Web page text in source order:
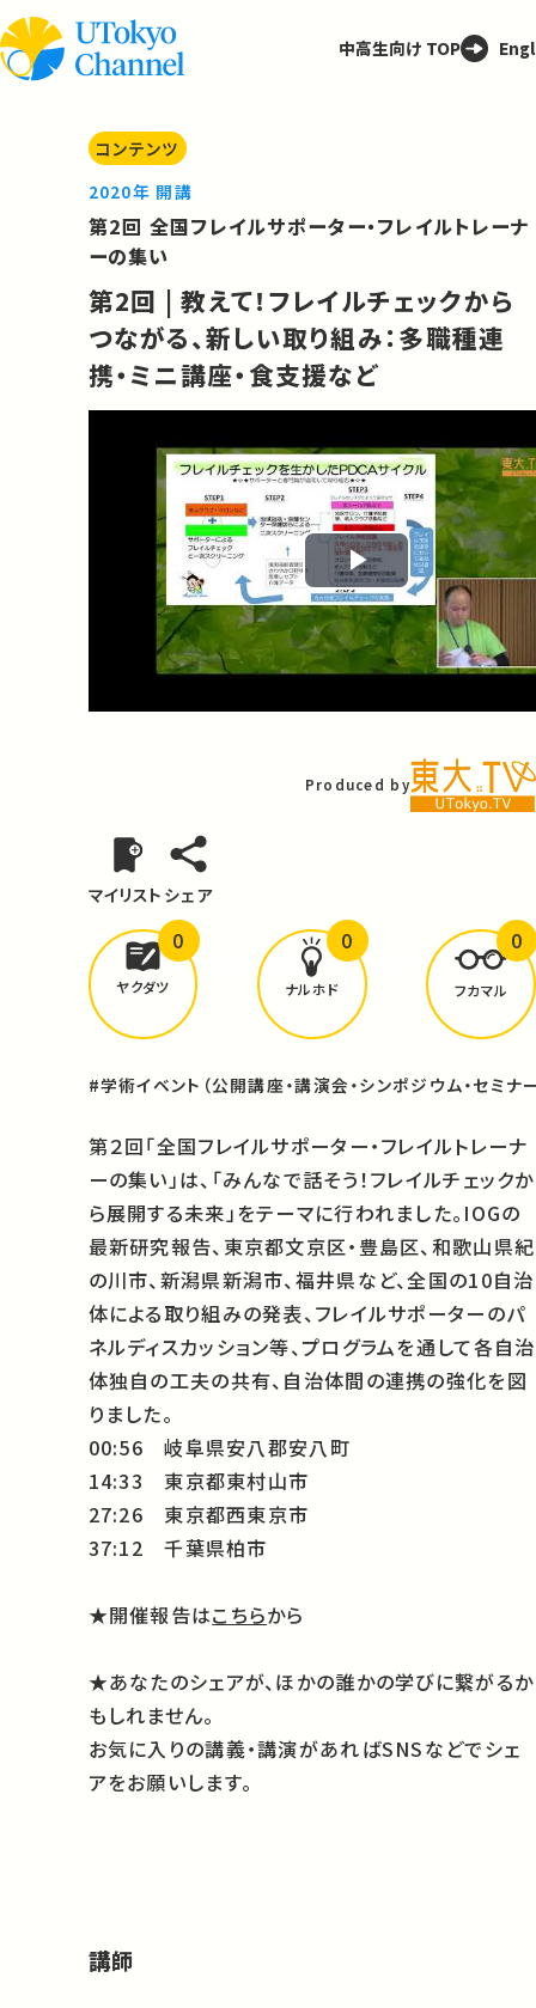
中高生向け TOP
コンテンツ
2020年 開講
第2回 全国フレイルサポーター・フレイルトレーナ
ーの集い
第2回 | 教えて！フレイルチェックから
つながる、新しい取り組み：多職種連
携・ミニ講座・食支援など
Play
Video
Produced by
マイリスト シェア
どんな学びがありましたか？
ヤクダツ
0
ナルホド
0
フカマル
0
#学術イベント（公開講座・講演会・シンポジウム・セミナ
第２回「全国フレイルサポーター・フレイルトレーナ
ーの集い」は、「みんなで話そう！フレイルチェックか
ら展開する未来」をテーマに行われました。IOGの
最新研究報告、東京都文京区・豊島区、和歌山県紀
の川市、新潟県新潟市、福井県など、全国の10自治
体による取り組みの発表、フレイルサポーターのパ
ネルディスカッション等、プログラムを通して各自治
体独自の工夫の共有、自治体間の連携の強化を図
りました。
00:56 岐阜県安八郡安八町
14:33 東京都東村山市
27:26 東京都西東京市
37:12 千葉県柏市
★開催報告はこちらから
★あなたのシェアが、ほかの誰かの学びに繋がるか
もしれません。
お気に入りの講義・講演があればSNSなどでシェ
アをお願いします。
講師